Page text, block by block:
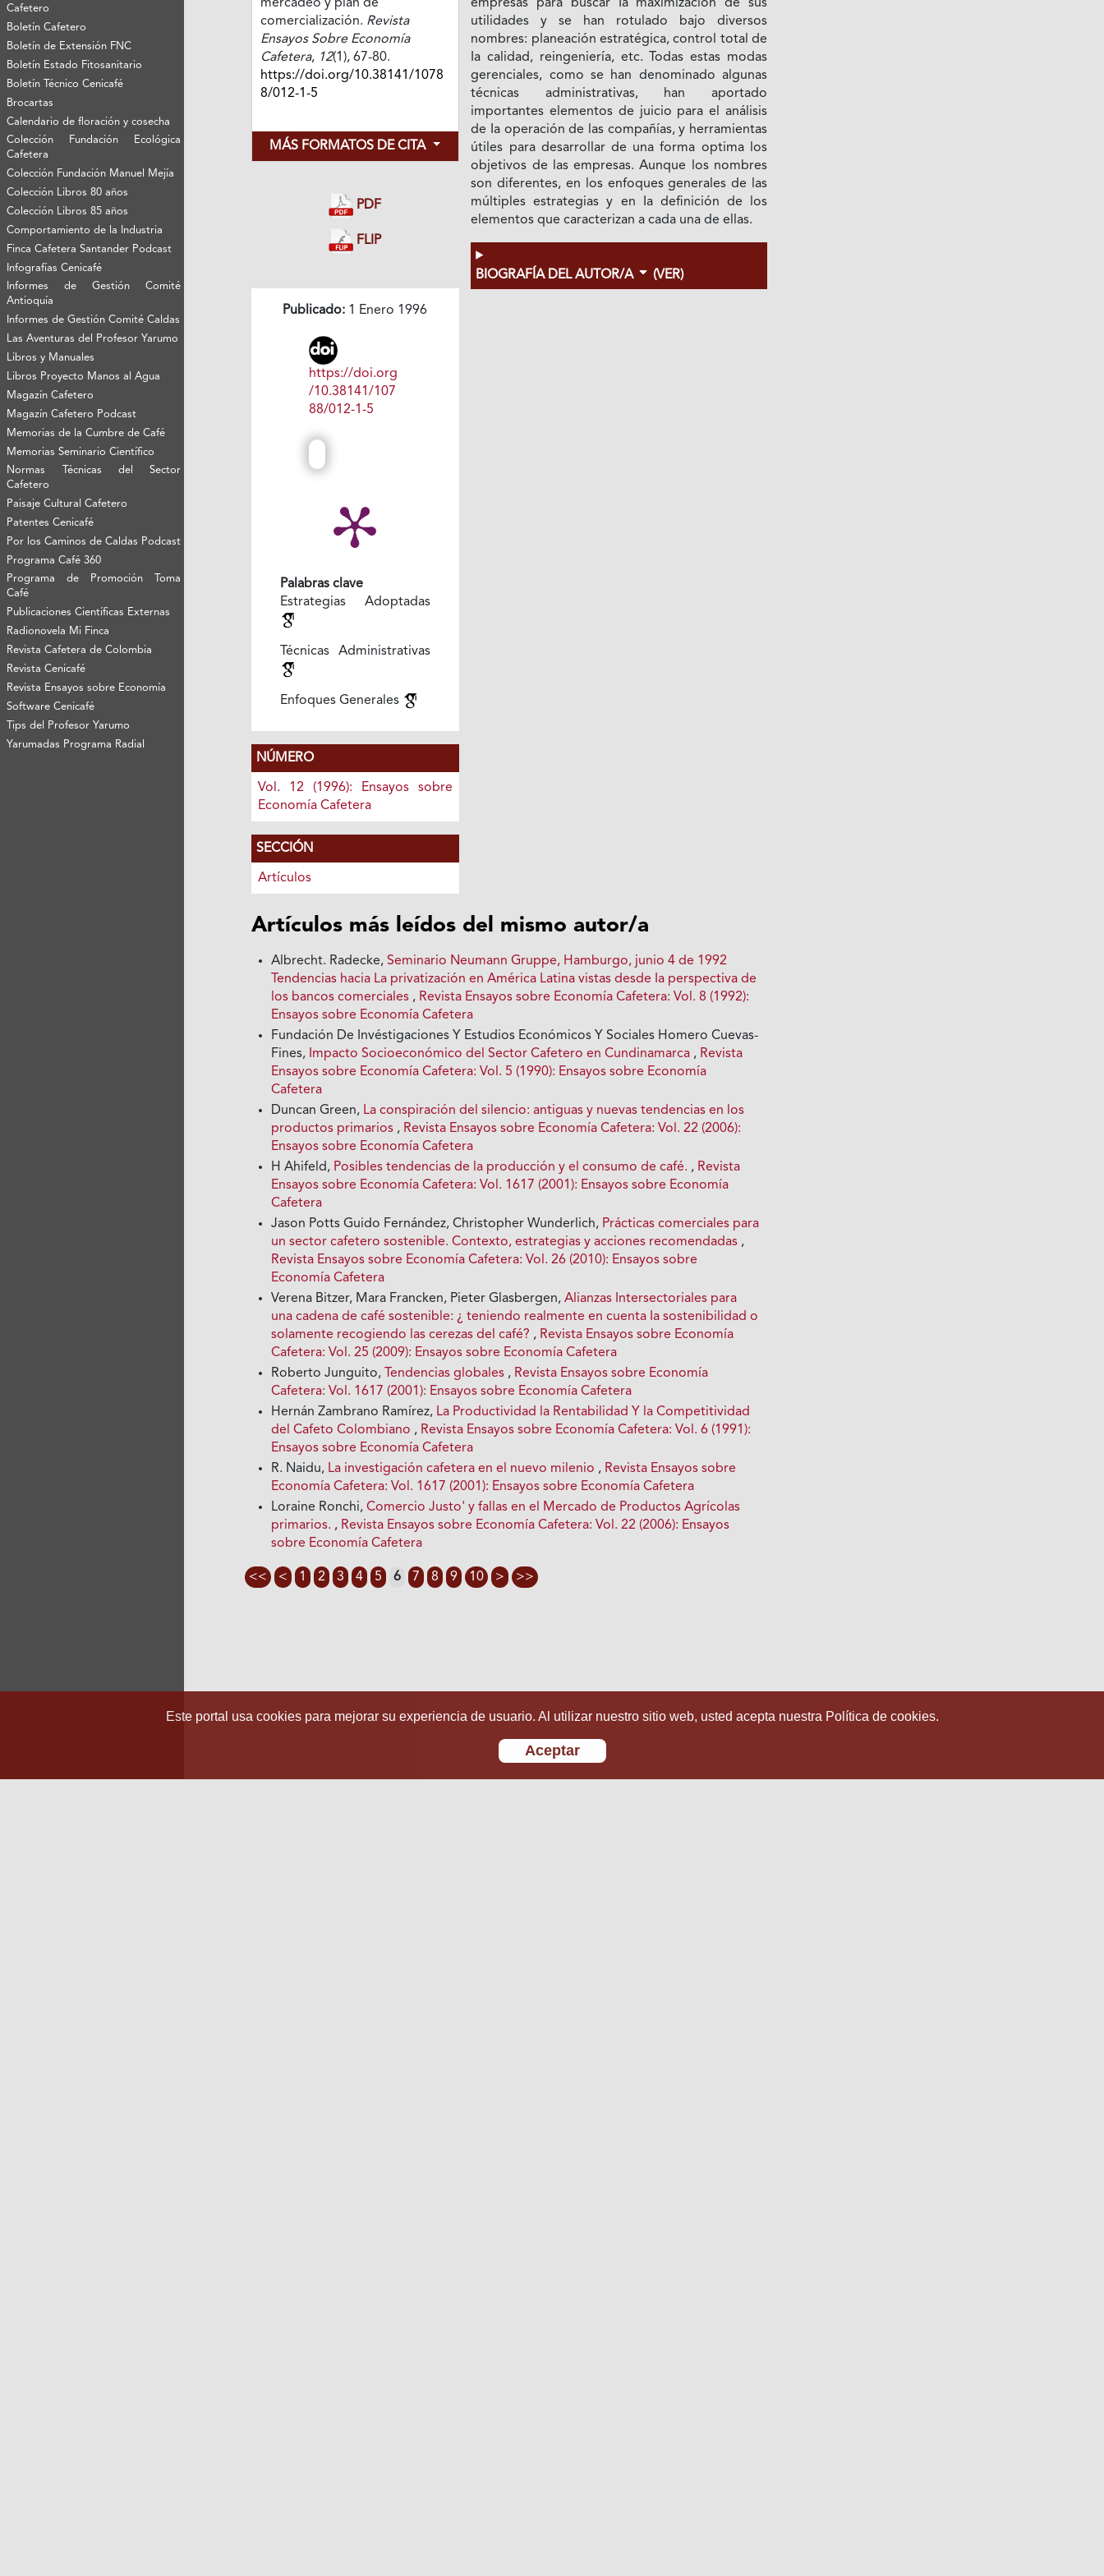
Cafetero
Boletín Cafetero
Boletín de Extensión FNC
Boletín Estado Fitosanitario
Boletín Técnico Cenicafé
Brocartas
Calendario de floración y cosecha
Colección Fundación Ecológica
Cafetera
Colección Fundación Manuel Mejía
Colección Libros 80 años
Colección Libros 85 años
Comportamiento de la Industria
Finca Cafetera Santander Podcast
Infografías Cenicafé
Informes de Gestión Comité
Antioquía
Informes de Gestión Comité Caldas
Las Aventuras del Profesor Yarumo
Libros y Manuales
Libros Proyecto Manos al Agua
Magazín Cafetero
Magazín Cafetero Podcast
Memorias de la Cumbre de Café
Memorias Seminario Científico
Normas Técnicas del Sector
Cafetero
Paisaje Cultural Cafetero
Patentes Cenicafé
Por los Caminos de Caldas Podcast
Programa Café 360
Programa de Promoción Toma
Café
Publicaciones Científicas Externas
Radionovela Mi Finca
Revista Cafetera de Colombia
Revista Cenicafé
Revista Ensayos sobre Economía
Software Cenicafé
Tips del Profesor Yarumo
Yarumadas Programa Radial
mercadeo y plan de
comercialización. Revista
Ensayos Sobre Economía
Cafetera, 12(1), 67-80.
https://doi.org/10.38141/1078
8/012-1-5
MÁS FORMATOS DE CITA
PDF
FLIP
Publicado: 1 Enero 1996
https://doi.org
/10.38141/107
88/012-1-5
Palabras clave
Estrategias Adoptadas
Técnicas Administrativas
Enfoques Generales
NÚMERO
Vol. 12 (1996): Ensayos sobre
Economía Cafetera
SECCIÓN
Artículos
empresas para buscar Ia maximización de sus
utilidades y se han rotulado bajo diversos
nombres: planeación estratégica, control total de
Ia calidad, reingeniería, etc. Todas estas modas
gerenciales, como se han denominado algunas
técnicas administrativas, han aportado
importantes elementos de juicio para el análisis
de Ia operación de las compañías, y herramientas
útiles para desarrollar de una forma optima los
objetivos de las empresas. Aunque los nombres
son diferentes, en los enfoques generales de las
múltiples estrategias y en Ia definición de los
elementos que caracterizan a cada una de ellas.
BIOGRAFÍA DEL AUTOR/A (VER)
Artículos más leídos del mismo autor/a
Albrecht. Radecke,Seminario Neumann Gruppe, Hamburgo, junio 4 de 1992
Tendencias hacia La privatización en América Latina vistas desde Ia perspectiva de
los bancos comerciales , Revista Ensayos sobre Economía Cafetera: Vol. 8 (1992):
Ensayos sobre Economía Cafetera
Fundación De Invéstigaciones Y Estudios Económicos Y Sociales Homero Cuevas-
Fines, Impacto Socioeconómico del Sector Cafetero en Cundinamarca , Revista
Ensayos sobre Economía Cafetera: Vol. 5 (1990): Ensayos sobre Economía
Cafetera
Duncan Green, La conspiración del silencio: antiguas y nuevas tendencias en los
productos primarios , Revista Ensayos sobre Economía Cafetera: Vol. 22 (2006):
Ensayos sobre Economía Cafetera
H Ahifeld, Posibles tendencias de la producción y el consumo de café. , Revista
Ensayos sobre Economía Cafetera: Vol. 1617 (2001): Ensayos sobre Economía
Cafetera
Jason Potts Guido Fernández, Christopher Wunderlich, Prácticas comerciales para
un sector cafetero sostenible. Contexto, estrategias y acciones recomendadas ,
Revista Ensayos sobre Economía Cafetera: Vol. 26 (2010): Ensayos sobre
Economía Cafetera
Verena Bitzer, Mara Francken, Pieter Glasbergen,Alianzas Intersectoriales para
una cadena de café sostenible: ¿ teniendo realmente en cuenta Ia sostenibilidad o
solamente recogiendo las cerezas del café? , Revista Ensayos sobre Economía
Cafetera: Vol. 25 (2009): Ensayos sobre Economía Cafetera
Roberto Junguito,
Tendencias globales , Revista Ensayos sobre Economía
Cafetera: Vol. 1617 (2001): Ensayos sobre Economía Cafetera
Hernán Zambrano Ramírez, La Productividad la Rentabilidad Y la Competitividad
del Cafeto Colombiano , Revista Ensayos sobre Economía Cafetera: Vol. 6 (1991):
Ensayos sobre Economía Cafetera
R. Naidu, La investigación cafetera en el nuevo milenio , Revista Ensayos sobre
Economía Cafetera: Vol. 1617 (2001): Ensayos sobre Economía Cafetera
Loraine Ronchi,Comercio Justo' y fallas en el Mercado de Productos Agrícolas
primarios. , Revista Ensayos sobre Economía Cafetera: Vol. 22 (2006): Ensayos
sobre Economía Cafetera
<< < 1 2 3 4 5 6 7 8 9 10 > >>
Este portal usa cookies para mejorar su experiencia de usuario. Al utilizar nuestro sitio web, usted acepta nuestra Política de cookies.
Aceptar